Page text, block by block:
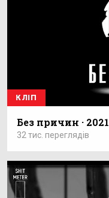
КЛІП
Без причин · 2021
32 тис. переглядів